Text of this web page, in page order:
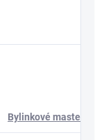
Bylinkové maste